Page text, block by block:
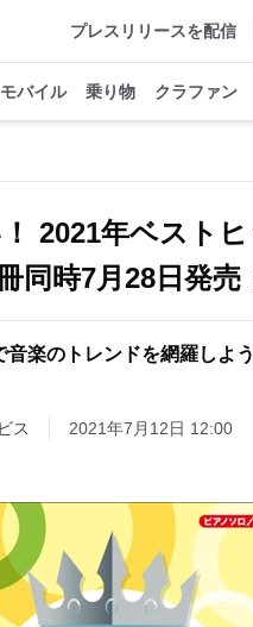
プレスリリースを配信
モバイル 乗り物 クラファン
2021年ベスト
同時7月28日発売
楽のトレンドを網羅しよう
ス 2021年7月12日 12:00